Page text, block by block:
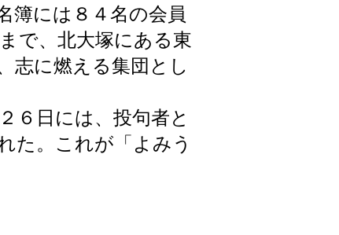
簿には８４名の会員
で、北大塚にある東
志に燃える集団とし
６日には、投句者と
た。これが「よみう